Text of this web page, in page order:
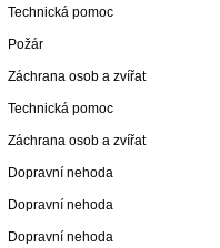
Technická pomoc
Požár
Záchrana osob a zvířat
Technická pomoc
Záchrana osob a zvířat
Dopravní nehoda
Dopravní nehoda
Dopravní nehoda